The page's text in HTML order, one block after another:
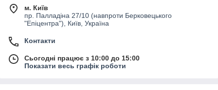
м. Київ
пр. Палладіна 27/10 (навпроти Берковецького
"Епіцентра"), Київ, Україна
Контакти
Сьогодні працює з 10:00 до 15:00
Показати весь графік роботи